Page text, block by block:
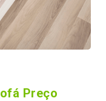
Preço